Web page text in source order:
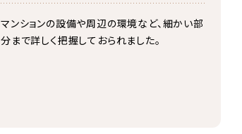
マンションの設備や周辺の環境など、細かい部
分まで詳しく把握しておられました。